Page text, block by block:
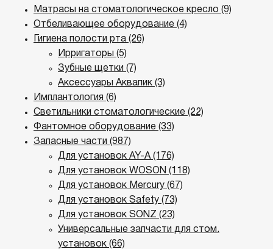
Матрасы на стоматологическое кресло (9)
Отбеливающее оборудование (4)
Гигиена полости рта (26)
Ирригаторы (5)
Зубные щетки (7)
Аксессуары Аквапик (3)
Имплантология (6)
Светильники стоматологические (22)
Фантомное оборудование (33)
Запасные части (987)
Для установок AY-A (176)
Для установок WOSON (118)
Для установок Mercury (67)
Для установок Safety (73)
Для установок SONZ (23)
Универсальные запчасти для стом.
установок (66)